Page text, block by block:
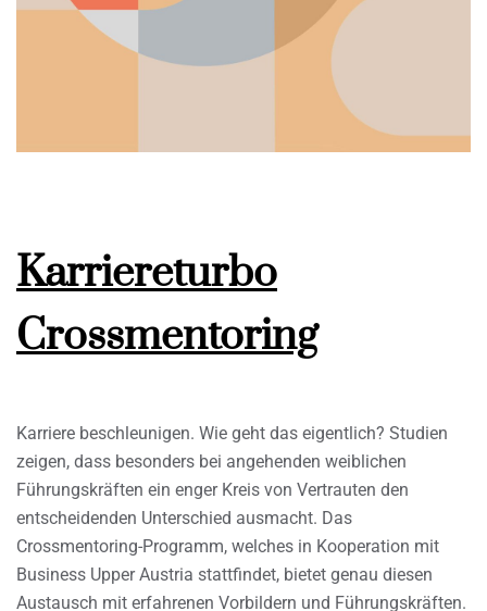
Karriereturbo
Crossmentoring
Karriere beschleunigen. Wie geht das eigentlich? Studien
zeigen, dass besonders bei angehenden weiblichen
Führungskräften ein enger Kreis von Vertrauten den
entscheidenden Unterschied ausmacht. Das
Crossmentoring-Programm, welches in Kooperation mit
Business Upper Austria stattfindet, bietet genau diesen
Austausch mit erfahrenen Vorbildern und Führungskräften.